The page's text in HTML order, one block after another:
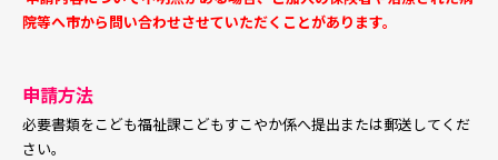
院等へ市から問い合わせさせていただくことがあります。
申請方法
必要書類をこども福祉課こどもすこやか係へ提出または郵送してくだ
さい。